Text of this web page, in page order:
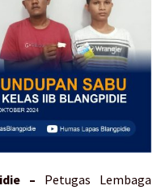
– Petugas Lembaga